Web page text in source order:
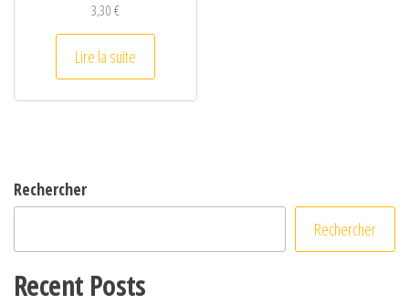
3,30€
Lire la suite
Rechercher
Rechercher
Recent Posts